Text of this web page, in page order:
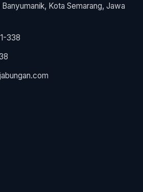
Kota Semarang, Jawa
338